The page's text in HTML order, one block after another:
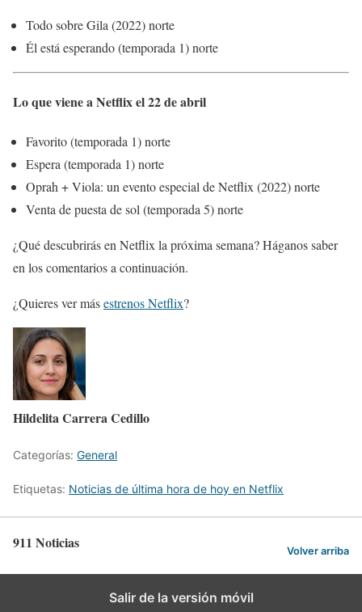
Todo sobre Gila (2022) norte
Él está esperando (temporada 1) norte
Lo que viene a Netflix el 22 de abril
Favorito (temporada 1) norte
Espera (temporada 1) norte
Oprah + Viola: un evento especial de Netflix (2022) norte
Venta de puesta de sol (temporada 5) norte
¿Qué descubrirás en Netflix la próxima semana? Háganos saber
en los comentarios a continuación.
¿Quieres ver másestrenos Netflix?
Hildelita Carrera Cedillo
Categorías: General
Etiquetas: Noticias de última hora de hoy en Netflix
911 Noticias Volver arriba
Salir de la versión móvil